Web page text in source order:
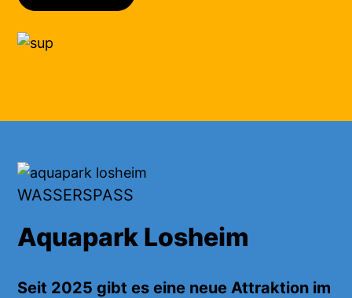
WASSERSPASS
Aquapark Losheim
Seit 2025 gibt es eine neue Attraktion im